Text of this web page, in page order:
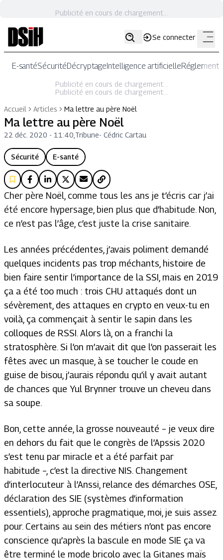
Publicité en cours de chargement...
Se connecter
E-santéSécuritéDécryptageIntelligence artificielle
Publicité en cours de chargement...
Publicité en cours de chargement...
Accueil
Articles Ma lettre au père Noël
Ma lettre au père Noël
22 déc. 2020 - 11:40 Tribune- Cédric Cartau
Sécurité E-santé
Cher père Noël, comme tous les ans je t’écris car j’ai
été encore hypersage, bien plus que d’habitude. Non,
ce n’est pas l’âge, c’est juste la crise sanitaire.
Les années précédentes, j’avais poliment demandé
quelques incidents pas trop méchants, histoire de
bien faire sentir l’importance de la SSI, mais en 2019
ça a été too much : trois CHU attaqués dont un
sévèrement, des attaques en crypto en veux-tu en
voilà, ça commençait à sentir le sapin dans les
colloques de RSSI. Alors là, on a franchi la
stratosphère. Si l’on m’avait dit que l’on passerait les
fêtes avec un masque, à se toucher le coude en
guise de bisou, j’aurais répondu qu’il y avait autant
de chances que Yul Brynner trouve un cheveu dans
sa soupe.
Bon, cette année, la grosse nouveauté – je veux dire
en dehors du fait que le congrès de l’Apssis 2020
s’est tenu par miracle et a été parfait par
habitude –, c’est la directive NIS. Changement
d’interlocuteur à l’Anssi, relance des démarches OSE,
déclaration des SIE (systèmes d’information
essentiels), approche pragmatique, moi, je suis assez
pour. Certains au sein des métiers n’ont pas encore
conscience qu’après la bascule en mode SIE ça va
être terminé le mode bricolo avec la Gitanes maïs